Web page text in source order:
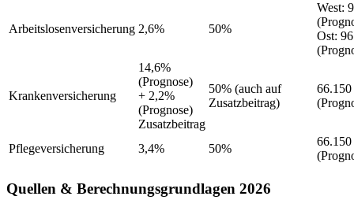
Arbeitslosenversicherung 2,6% 50%
West:
Ost:
Krankenversicherung
14,6%
(Prognose)
+ 2,2%
(Prognose)
Zusatzbeitrag
50% (auch auf
Zusatzbeitrag)
66.150
Pflegeversicherung 3,4% 50%
66.150
Quellen & Berechnungsgrundlagen 2026